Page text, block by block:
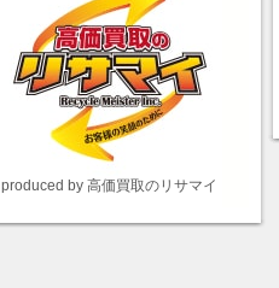
produced by 高価買取のリサマイ